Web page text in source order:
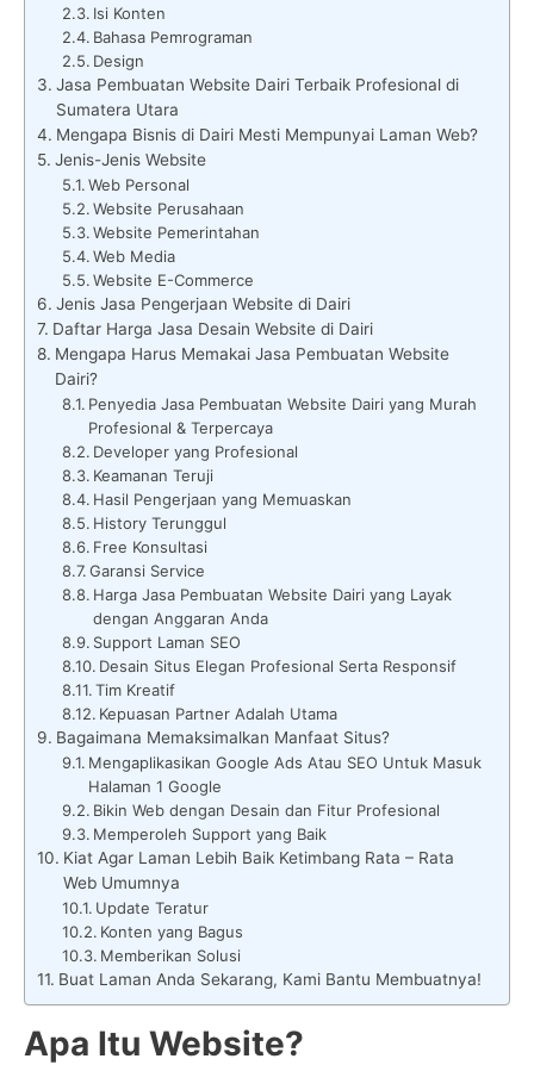
Isi Konten
Bahasa Pemrograman
Design
Jasa Pembuatan Website Dairi Terbaik Profesional di
Sumatera Utara
Mengapa Bisnis di Dairi Mesti Mempunyai Laman Web?
Jenis-Jenis Website
Web Personal
Website Perusahaan
Website Pemerintahan
Web Media
Website E-Commerce
Jenis Jasa Pengerjaan Website di Dairi
Daftar Harga Jasa Desain Website di Dairi
Mengapa Harus Memakai Jasa Pembuatan Website
Dairi?
Penyedia Jasa Pembuatan Website Dairi yang Murah
Profesional & Terpercaya
Developer yang Profesional
Keamanan Teruji
Hasil Pengerjaan yang Memuaskan
History Terunggul
Free Konsultasi
Garansi Service
Harga Jasa Pembuatan Website Dairi yang Layak
dengan Anggaran Anda
Support Laman SEO
Desain Situs Elegan Profesional Serta Responsif
Tim Kreatif
Kepuasan Partner Adalah Utama
Bagaimana Memaksimalkan Manfaat Situs?
Mengaplikasikan Google Ads Atau SEO Untuk Masuk
Halaman 1 Google
Bikin Web dengan Desain dan Fitur Profesional
Memperoleh Support yang Baik
Kiat Agar Laman Lebih Baik Ketimbang Rata – Rata
Web Umumnya
Update Teratur
Konten yang Bagus
Memberikan Solusi
Buat Laman Anda Sekarang, Kami Bantu Membuatnya!
Apa Itu Website?